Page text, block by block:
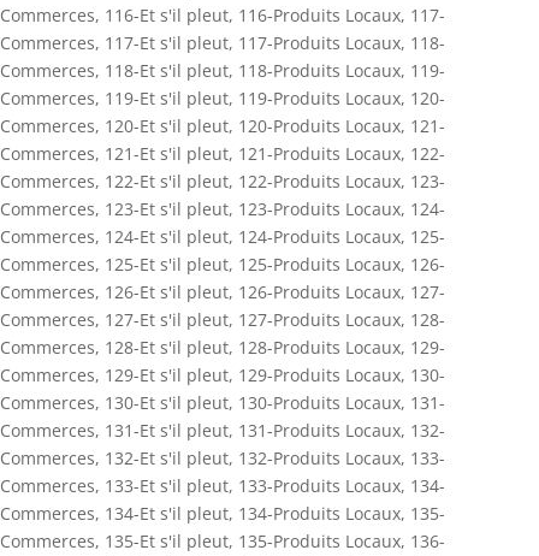
Commerces, 116-Et s'il pleut, 116-Produits Locaux, 117-
Commerces, 117-Et s'il pleut, 117-Produits Locaux, 118-
Commerces, 118-Et s'il pleut, 118-Produits Locaux, 119-
Commerces, 119-Et s'il pleut, 119-Produits Locaux, 120-
Commerces, 120-Et s'il pleut, 120-Produits Locaux, 121-
Commerces, 121-Et s'il pleut, 121-Produits Locaux, 122-
Commerces, 122-Et s'il pleut, 122-Produits Locaux, 123-
Commerces, 123-Et s'il pleut, 123-Produits Locaux, 124-
Commerces, 124-Et s'il pleut, 124-Produits Locaux, 125-
Commerces, 125-Et s'il pleut, 125-Produits Locaux, 126-
Commerces, 126-Et s'il pleut, 126-Produits Locaux, 127-
Commerces, 127-Et s'il pleut, 127-Produits Locaux, 128-
Commerces, 128-Et s'il pleut, 128-Produits Locaux, 129-
Commerces, 129-Et s'il pleut, 129-Produits Locaux, 130-
Commerces, 130-Et s'il pleut, 130-Produits Locaux, 131-
Commerces, 131-Et s'il pleut, 131-Produits Locaux, 132-
Commerces, 132-Et s'il pleut, 132-Produits Locaux, 133-
Commerces, 133-Et s'il pleut, 133-Produits Locaux, 134-
Commerces, 134-Et s'il pleut, 134-Produits Locaux, 135-
Commerces, 135-Et s'il pleut, 135-Produits Locaux, 136-